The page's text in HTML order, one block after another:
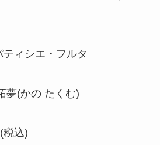
ィシエ・フルタ
夢(かの たくむ)
税込)